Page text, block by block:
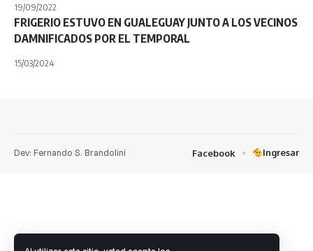
19/09/2022
FRIGERIO ESTUVO EN GUALEGUAY JUNTO A LOS VECINOS
DAMNIFICADOS POR EL TEMPORAL
15/03/2024
Dev: Fernando S. Brandolini Facebook Ingresar